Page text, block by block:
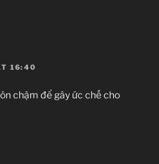
16:40
chậm để gây ức chế cho